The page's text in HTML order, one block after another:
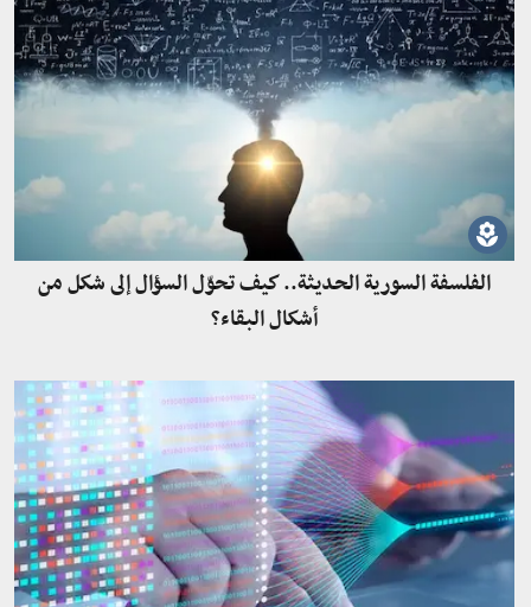
الفلسفة السورية الحديثة.. كيف تحوّل السؤال إلى شكل من
أشكال البقاء؟